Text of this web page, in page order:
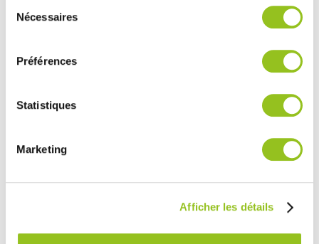
médias sociaux et d'analyser notre trafic. Nous
partageons également des informations sur l'utilisation de
notre site avec nos partenaires de médias sociaux, de
publicité et d'analyse, qui peuvent combiner celles-ci
ou qu'ils ont collectées lors de votre utilisation de leurs
Nécessaires
Préférences
Statistiques
Marketing
Afficher les détails
TECHNIQUES :
Ville :Choisey (39)
COMERA
Prendre rendez-vous